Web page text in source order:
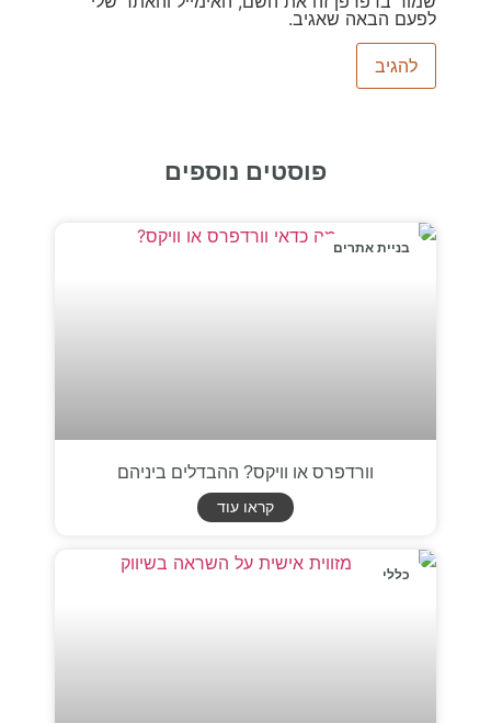
לפעם הבאה שאגיב.
פוסטים נוספים
בניית אתרים
וורדפרס או וויקס? ההבדלים ביניהם
קראו עוד
כללי